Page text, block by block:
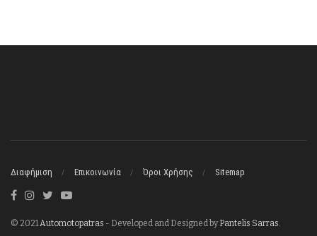
Διαφήμιση Επικοινωνία Όροι Χρήσης Sitemap
© 2021Automotopatras - Developed and Designed byPantelis Sarras.